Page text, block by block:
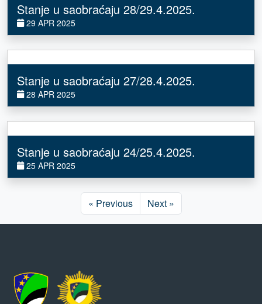
Stanje u saobraćaju 28/29.4.2025.
29 APR 2025
Stanje u saobraćaju 27/28.4.2025.
28 APR 2025
Stanje u saobraćaju 24/25.4.2025.
25 APR 2025
« Previous Next »